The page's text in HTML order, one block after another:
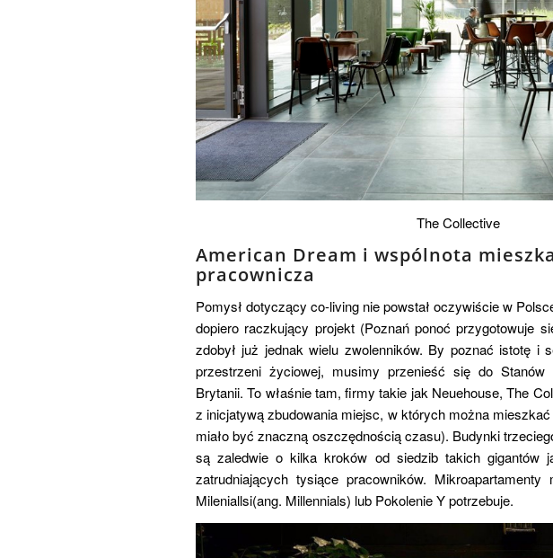
The Collective
American Dream i wspólnota
pracownicza
Pomysł dotyczący co-living nie powstał oczywiście w
dopiero raczkujący projekt (Poznań ponoć przygotowuje
zdobył już jednak wielu zwolenników. By poznać istotę i
przestrzeni życiowej, musimy przenieść się do Stanów
Brytanii. To właśnie tam, firmy takie jak Neuehouse, The
z inicjatywą zbudowania miejsc, w których można
miało być znaczną oszczędnością czasu). Budynki
są zaledwie o kilka kroków od siedzib takich gigantów
zatrudniających tysiące pracowników.
Mileniallsi(ang. Millennials) lub Pokolenie Y potrzebuje.